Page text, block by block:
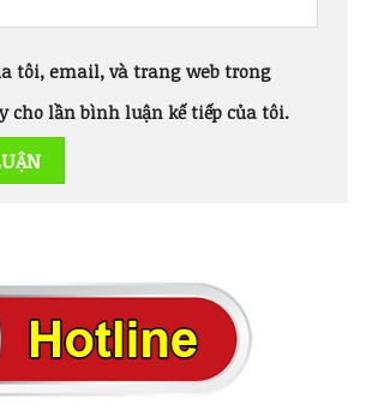
tôi, email, và trang web trong
cho lần bình luận kế tiếp của tôi.